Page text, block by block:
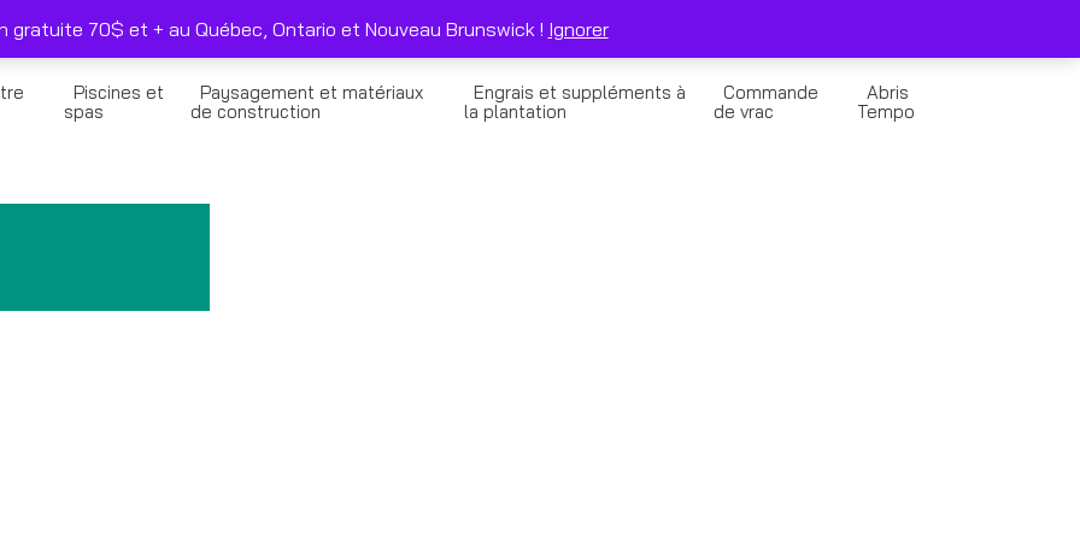
sélectionnés seulement Nous joindre Solde de la Carte Cadeau
Piscines et
spas
Paysagement et matériaux
de construction
Engrais et suppléments à
la plantation
Commande
de vrac
Abris
Tempo
gratuite 70$ et + au Québec, Ontario et Nouveau Brunswick ! Ignorer